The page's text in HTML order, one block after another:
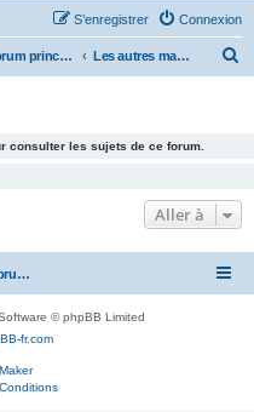
Connexion
S’enregistrer
- Forum principal - Les autres marques
r
c
consulter les sujets de ce forum.
Aller à
Bienvenue sur le forum des scooters de la gamme SYM
© phpBB Limited
fr.com
Conditions